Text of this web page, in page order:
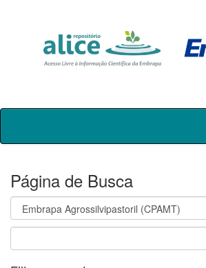
Skip
Página de Busca